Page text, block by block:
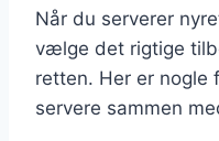
Når du serverer
vælge det rigtige
retten. Her er nogle
servere sammen